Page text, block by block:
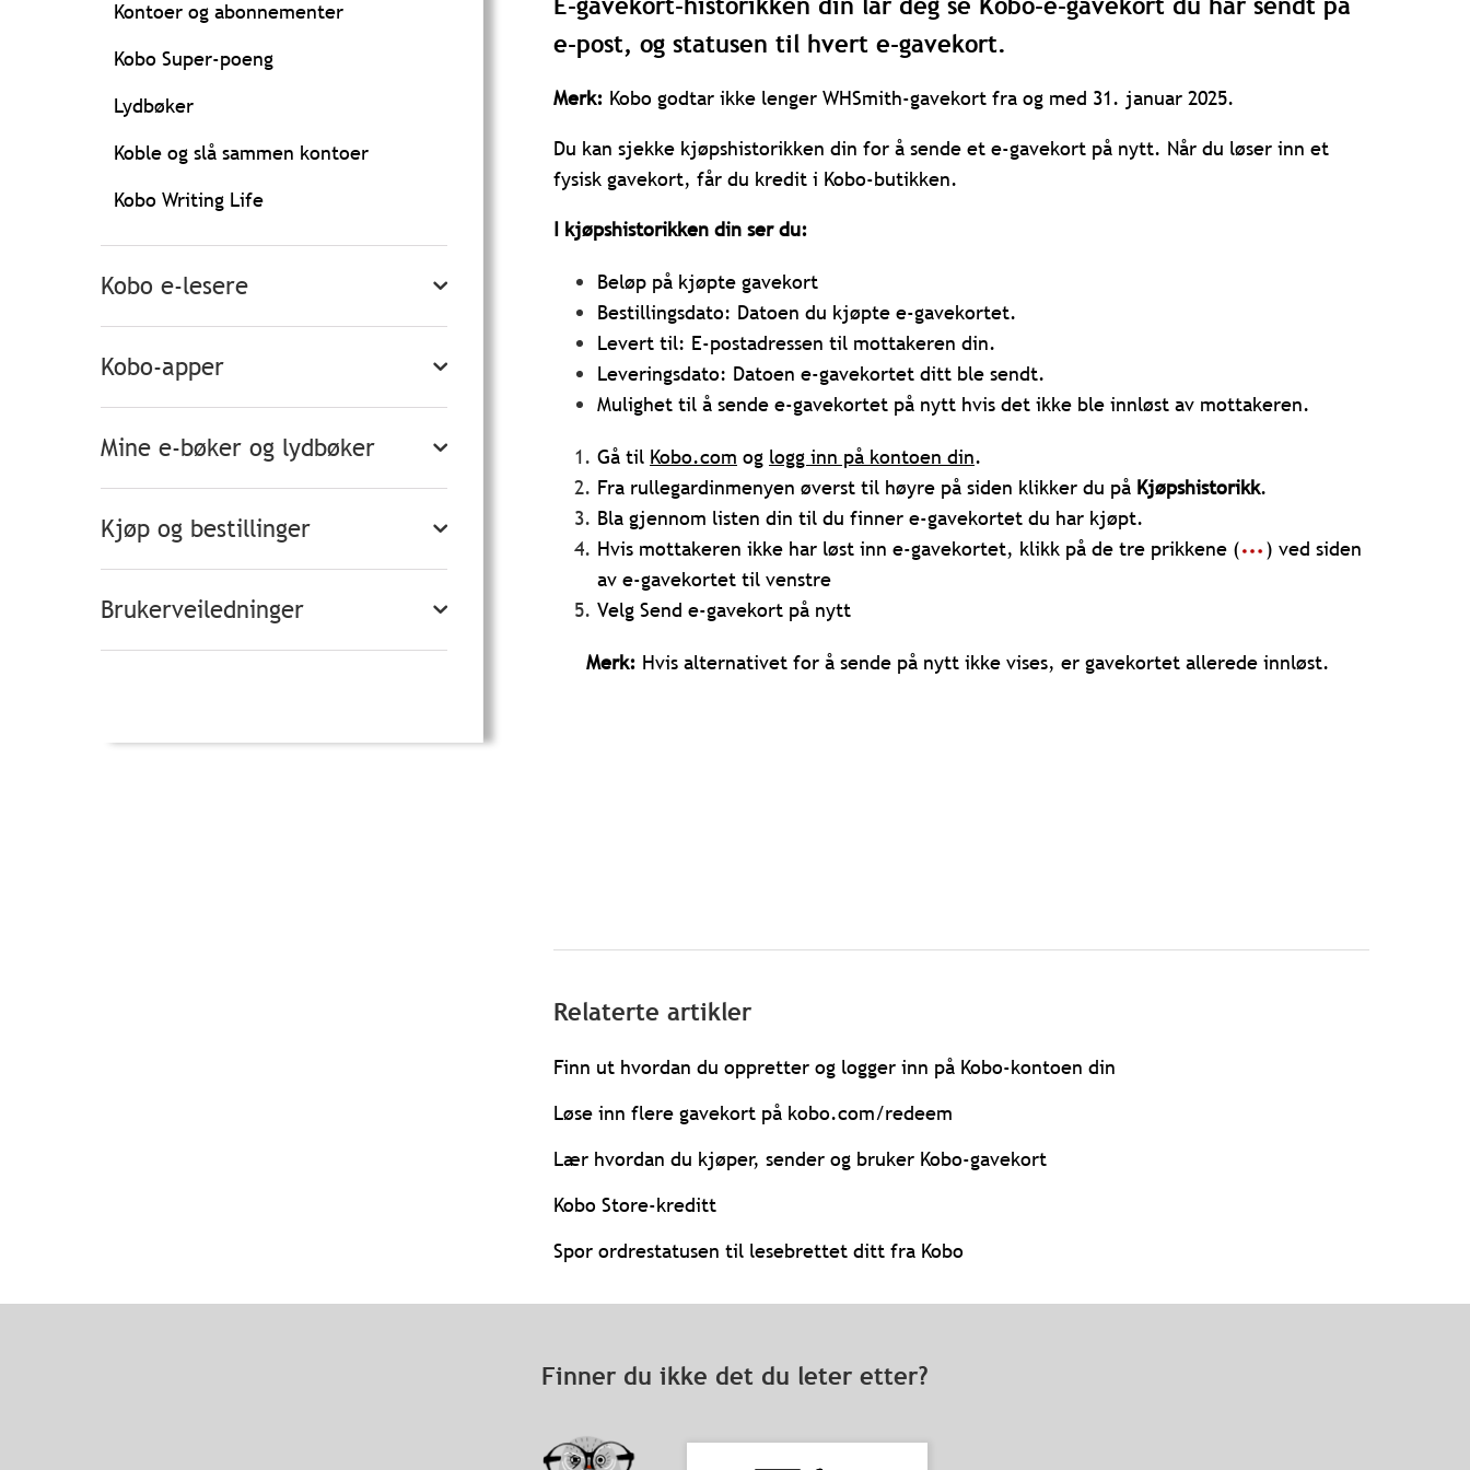
Kontoer og abonnementer
Kobo Super-poeng
Lydbøker
Koble og slå sammen kontoer
Kobo Writing Life
Kobo e-lesere
Kobo-apper
Mine e-bøker og lydbøker
Kjøp og bestillinger
Brukerveiledninger
E-gavekort-historikken din lar deg se Kobo-e-gavekort du har sendt på
e-post, og statusen til hvert e-gavekort.
Merk: Kobo godtar ikke lenger WHSmith-gavekort fra og med 31. januar 2025.
Du kan sjekke kjøpshistorikken din for å sende et e-gavekort på nytt. Når du løser inn et
fysisk gavekort, får du kredit i Kobo-butikken.
I kjøpshistorikken din ser du:
Beløp på kjøpte gavekort
Bestillingsdato: Datoen du kjøpte e-gavekortet.
Levert til: E-postadressen til mottakeren din.
Leveringsdato: Datoen e-gavekortet ditt ble sendt.
Mulighet til å sende e-gavekortet på nytt hvis det ikke ble innløst av mottakeren.
Gå til Kobo.com og logg inn på kontoen din.
Fra rullegardinmenyen øverst til høyre på siden klikker du på Kjøpshistorikk.
Bla gjennom listen din til du finner e-gavekortet du har kjøpt.
Hvis mottakeren ikke har løst inn e-gavekortet, klikk på de tre prikkene (
) ved siden
av e-gavekortet til venstre
Velg Send e-gavekort på nytt
Merk: Hvis alternativet for å sende på nytt ikke vises, er gavekortet allerede innløst.
Relaterte artikler
Finn ut hvordan du oppretter og logger inn på Kobo-kontoen din
Løse inn flere gavekort på kobo.com/redeem
Lær hvordan du kjøper, sender og bruker Kobo-gavekort
Kobo Store-kreditt
Spor ordrestatusen til lesebrettet ditt fra Kobo
Finner du ikke det du leter etter?